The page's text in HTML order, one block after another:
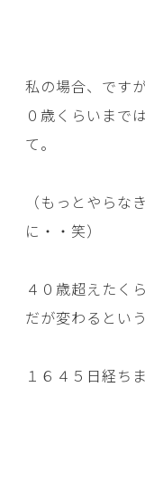
私の場合、です
０歳くらいまで
て。
（もっとやらな
に・・笑）
４０歳超えたく
だが変わるとい
１６４５日経ち